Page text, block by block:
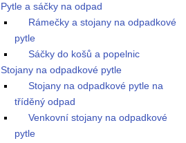
Pytle a sáčky na odpad
Rámečky a stojany na odpadkové
pytle
Sáčky do košů a popelnic
Stojany na odpadkové pytle
Stojany na odpadkové pytle na
tříděný odpad
Venkovní stojany na odpadkové
pytle